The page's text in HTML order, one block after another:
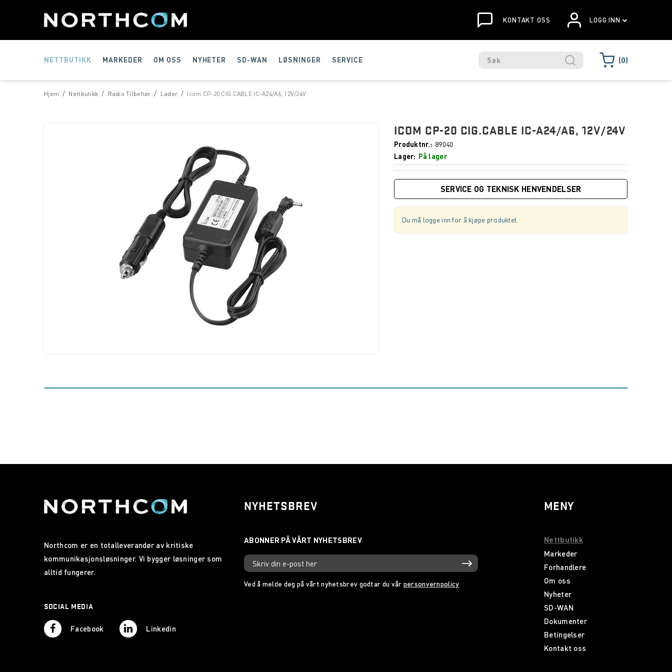
KONTAKT OSS LOGG INN
NETTBUTIKK MARKEDER OM OSS NYHETER SD-WAN LØSNINGER SERVICE 0
/
Hjem /
Nettbutikk /
Radio Tilbehør /
Lader Icom CP-20 CIG.CABLE IC-A24/A6, 12V/24V
ICOM CP-20 CIG.CABLE IC-A24/A6, 12V/24V
Produktnr.
89040
Lager
På lager
SERVICE OG TEKNISK HENVENDELSER
Du må logge inn for å kjøpe produktet.
Northcom er en totalleverandør av kritiske
kommunikasjonsløsninger. Vi bygger løsninger som
alltid fungerer.
SOCIAL MEDIA
Facebook Linkedin
NYHETSBREV
Ved å melde deg på vårt nyhetsbrev godtar du vår personvernpolicy
MENY
Nettbutikk
Markeder
Forhandlere
Om oss
Nyheter
SD-WAN
Dokumenter
Betingelser
Kontakt oss